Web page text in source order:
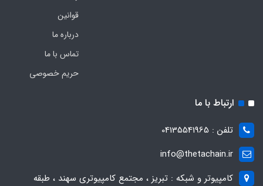
قوانین
درباره ما
تماس با ما
حریم خصوصی
ارتباط با ما
تلفن : 04135541965
info@thetachain.ir
کامپیوتر و شبکه : تبریز ، مجتمع کامپیوتری سهند ، طبقه